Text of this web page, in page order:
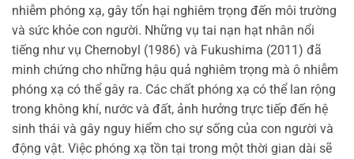
nhiễm phóng xạ, gây tổn hại nghiêm trọng đến môi trường
và sức khỏe con người. Những vụ tai nạn hạt nhân nổi
tiếng như vụ Chernobyl (1986) và Fukushima (2011) đã
minh chứng cho những hậu quả nghiêm trọng mà ô nhiễm
phóng xạ có thể gây ra. Các chất phóng xạ có thể lan rộng
trong không khí, nước và đất, ảnh hưởng trực tiếp đến hệ
sinh thái và gây nguy hiểm cho sự sống của con người và
động vật. Việc phóng xạ tồn tại trong một thời gian dài sẽ